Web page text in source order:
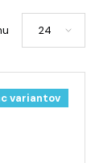
variantov